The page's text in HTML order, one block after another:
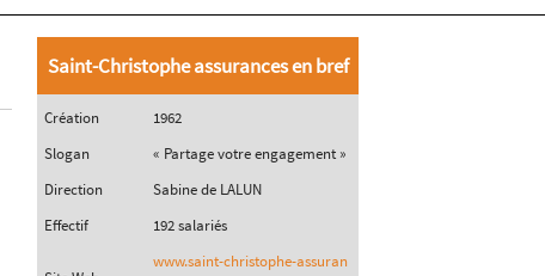
Saint-Christophe assurances en bref
Création
1962
Slogan
« Partage votre engagement »
Direction
Sabine de LALUN
Effectif
192 salariés
www.saint-christophe-assuran